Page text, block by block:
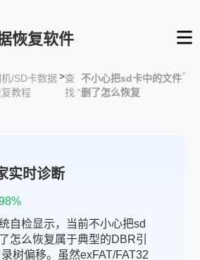
恢复软件
/SD卡数据
教程
>查
找 “
不小心把sd卡中的文件
删了怎么恢复
”
实时诊断
自检显示，当前不小心把sd
怎么恢复属于典型的DBR引
树偏移。虽然exFAT/FAT32